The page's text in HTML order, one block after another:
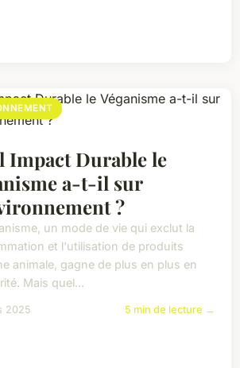
Impact Durable le
a-t-il sur
?
un mode de vie qui exclut la
et l'utilisation de produits
animale, gagne de plus en plus en
Mais quel...
2025 5 min de lecture →